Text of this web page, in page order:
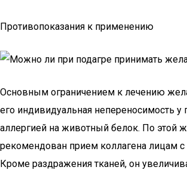
Противопоказания к применению
Основным ограничением к лечению
его индивидуальная непереносимость у
аллергией на животный белок. По этой
рекомендован прием коллагена лицам
Кроме раздражения тканей, он